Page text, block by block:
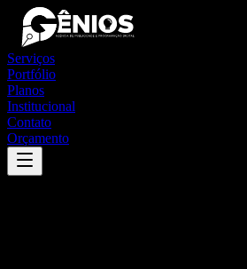
Serviços
Portfólio
Planos
Institucional
Contato
Orçamento